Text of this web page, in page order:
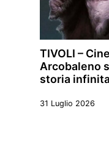
TIVOLI –
Arcobaleno
storia
31 Luglio 2026